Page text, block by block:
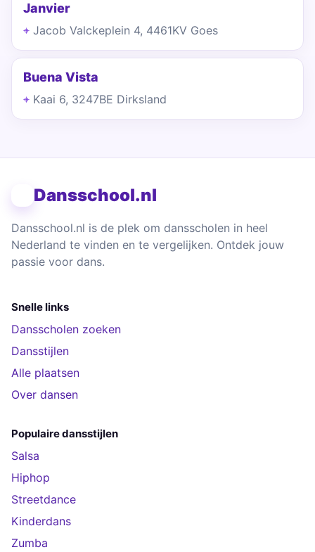
Janvier
Jacob Valckeplein 4, 4461KV Goes
Buena Vista
Kaai 6, 3247BE Dirksland
Dansschool.nl
Dansschool.nl is de plek om dansscholen in heel
Nederland te vinden en te vergelijken. Ontdek jouw
passie voor dans.
Snelle links
Dansscholen zoeken
Dansstijlen
Alle plaatsen
Over dansen
Populaire dansstijlen
Salsa
Hiphop
Streetdance
Kinderdans
Zumba